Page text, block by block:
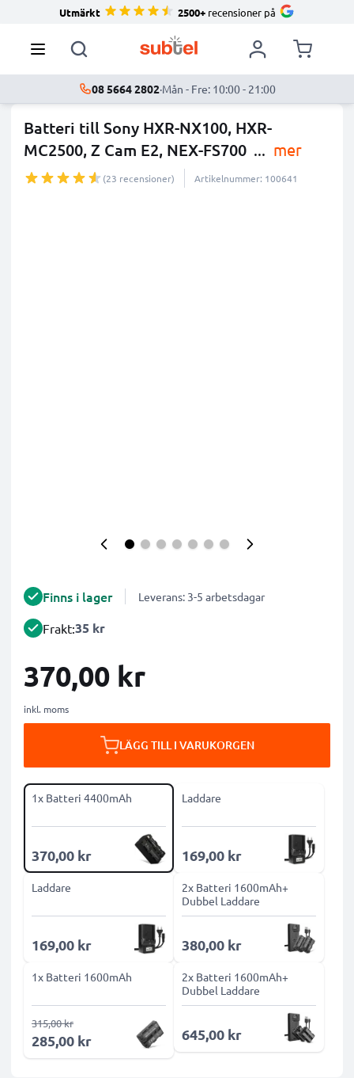
Utmärkt 2500+ recensioner på
08 5664 2802·Mån - Fre: 10:00 - 21:00
Batteri till Sony HXR-NX100, HXR-
MC2500, Z Cam E2, NEX-FS700 ... mer
(23 recensioner) Artikelnummer: 100641
Finns i lager Leverans: 3-5 arbetsdagar
Frakt:35 kr
370,00 kr
inkl. moms
LÄGG TILL I VARUKORGEN
1x Batteri 4400mAh
370,00 kr
Laddare
169,00 kr
Laddare
169,00 kr
2x Batteri 1600mAh+
Dubbel Laddare
380,00 kr
1x Batteri 1600mAh
285,00 kr
315,00 kr
2x Batteri 1600mAh+
Dubbel Laddare
645,00 kr